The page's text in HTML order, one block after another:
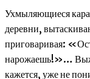
Ухмыляющиеся
деревни,
приговаривая:
нарожаешь!»…
кажется, уже не